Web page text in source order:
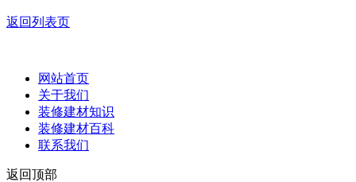
返回列表页
网站首页
关于我们
装修建材知识
装修建材百科
联系我们
返回顶部